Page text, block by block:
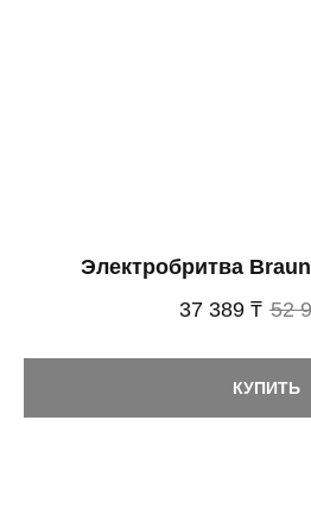
Электробритва
37 389 ₸ 52
КУПИТЬ